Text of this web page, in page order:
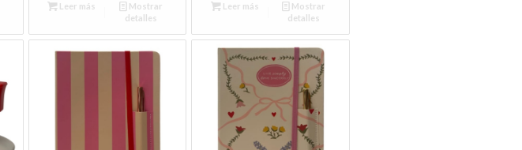
Leer más
Mostrar
detalles
Leer más
Mostrar
detalles